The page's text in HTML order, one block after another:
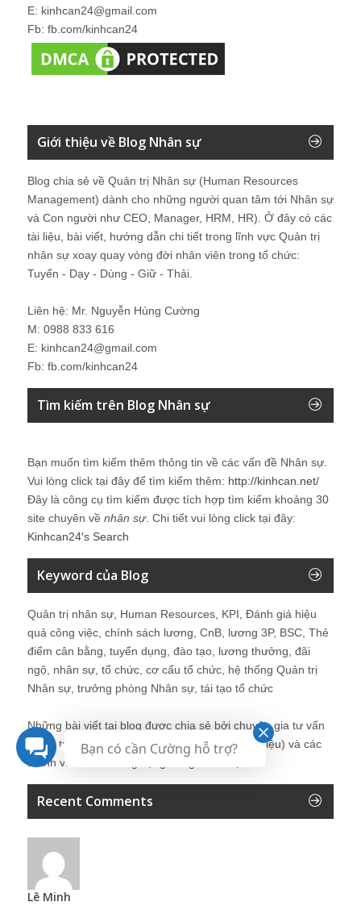
E: kinhcan24@gmail.com
Fb: fb.com/kinhcan24
Giới thiệu về Blog Nhân sự
Blog chia sẻ về Quản trị Nhân sự (Human Resources
Management) dành cho những người quan tâm tới Nhân sự
và Con người như CEO, Manager, HRM, HR). Ở đây có các
tài liệu, bài viết, hướng dẫn chi tiết trong lĩnh vực Quản trị
nhân sự xoay quay vòng đời nhân viên trong tổ chức:
Tuyển - Dạy - Dùng - Giữ - Thải.
Liên hệ: Mr. Nguyễn Hùng Cường
M: 0988 833 616
E: kinhcan24@gmail.com
Fb: fb.com/kinhcan24
Tìm kiếm trên Blog Nhân sự
Bạn muốn tìm kiếm thêm thông tin về các vấn đề Nhân sự
Vui lòng click tại đây để tìm kiếm thêm: http://kinhcan.net/
Đây là công cụ tìm kiếm được tích hợp tìm kiếm khoảng 30
site chuyên về nhân sự. Chi tiết vui lòng click tại đây:
Kinhcan24′s Search
Keyword của Blog
Quản trị nhân sự, Human Resources, KPI, Đánh giá hiệu
quả công việc, chính sách lương, CnB, lương 3P, BSC, Thẻ
điểm cân bằng, tuyển dụng, đào tạo, lương thưởng, đãi
ngộ, nhân sự, tổ chức, cơ cấu tổ chức, hệ thống Quản trị
Nhân sự, trưởng phòng Nhân sự, tái tạo tổ chức
Những bài viết tại blog được chia sẻ bởi chuyên gia tư vấn
Quản trị Nhân sự Nguyễn Hùng Cường (giới thiệu) và các
thành viên khác trong cộng đồng Nhân sự.
Recent Comments
Lê Minh
Bạn có cần Cường hỗ trợ?